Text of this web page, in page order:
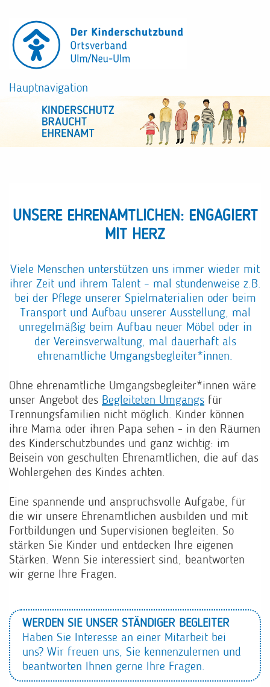
Inhalt
Hauptnavigation
UNSERE EHRENAMTLICHEN: ENGAGIERT
MIT HERZ
Viele Menschen unterstützen uns immer wieder mit
ihrer Zeit und ihrem Talent – mal stundenweise z.B.
bei der Pflege unserer Spielmaterialien oder beim
Transport und Aufbau unserer Ausstellung, mal
unregelmäßig beim Aufbau neuer Möbel oder in
der Vereinsverwaltung, mal dauerhaft als
ehrenamtliche Umgangsbegleiter*innen.
Ohne ehrenamtliche Umgangsbegleiter*innen wäre
unser Angebot des Begleiteten Umgangs für
Trennungsfamilien nicht möglich. Kinder können
ihre Mama oder ihren Papa sehen - in den Räumen
des Kinderschutzbundes und ganz wichtig: im
Beisein von geschulten Ehrenamtlichen, die auf das
Wohlergehen des Kindes achten.
Eine spannende und anspruchsvolle Aufgabe, für
die wir unsere Ehrenamtlichen ausbilden und mit
Fortbildungen und Supervisionen begleiten. So
stärken Sie Kinder und entdecken Ihre eigenen
Stärken. Wenn Sie interessiert sind, beantworten
wir gerne Ihre Fragen.
WERDEN SIE UNSER STÄNDIGER BEGLEITER
Haben Sie Interesse an einer Mitarbeit bei
uns? Wir freuen uns, Sie kennenzulernen und
beantworten Ihnen gerne Ihre Fragen.